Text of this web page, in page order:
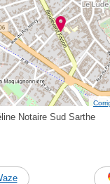
Notaire Sud Sarthe